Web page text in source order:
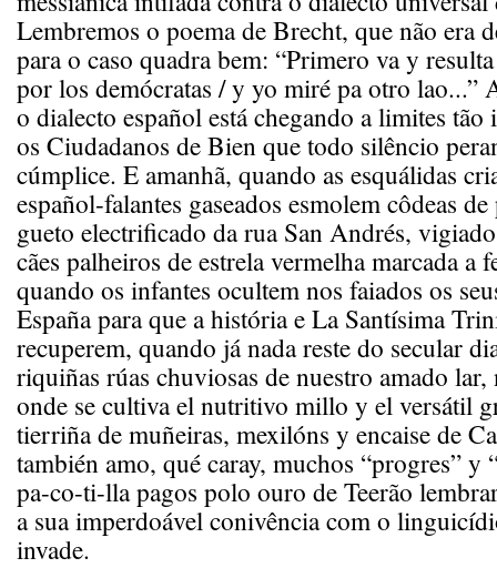
Lembremos o poema de Brecht, que não era
para o caso quadra bem: “Primero va y
por los demócratas / y yo miré pa otro lao...”
o dialecto español está chegando a limites tão
os Ciudadanos de Bien que todo silêncio
cúmplice. E amanhã, quando as esquálidas
español-falantes gaseados esmolem côdeas
gueto electrificado da rua San Andrés,
cães palheiros de estrela vermelha marcada a
quando os infantes ocultem nos faiados os
España para que a história e La Santísima
recuperem, quando já nada reste do secular
riquiñas rúas chuviosas de nuestro amado lar,
onde se cultiva el nutritivo millo y el versátil
tierriña de muñeiras, mexilóns y encaise de
también amo, qué caray, muchos “progres” y
pa-co-ti-lla pagos polo ouro de Teerão
a sua imperdoável conivência com o
invade.